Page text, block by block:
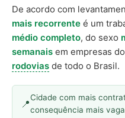
De acordo com
mais recorrente é um
médio completo, do sexo
semanais em empresas
rodovias de todo o Brasil.
Cidade com mais
consequência mais